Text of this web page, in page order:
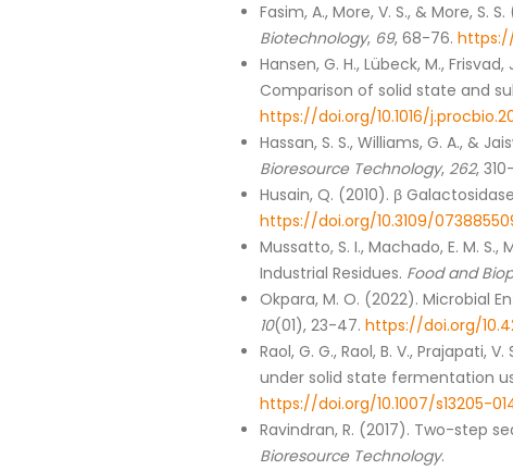
Fasim, A., More, V. S., & More,
Biotechnology, 69, 68-76. https://
Hansen, G. H., Lübeck, M.,
Comparison of solid state and
https://doi.org/10.1016/
Hassan, S. S., Williams, G. A., &
Bioresource Technology, 262,
Husain, Q. (2010). β
https://doi.org/10.3109/
Mussatto, S. I., Machado, E. M.
Industrial Residues. Food and
Okpara, M. O. (2022). Microbial
10(01), 23-47. https://doi.org/
Raol, G. G., Raol, B. V.,
under solid state fermentation
https://doi.org/10.1007/s13205-
Ravindran, R. (2017). Two-step
Bioresource Technology.